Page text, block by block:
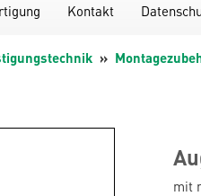
Kontakt
mit